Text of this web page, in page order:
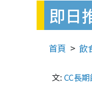
即日
首頁 飲
文: CC長